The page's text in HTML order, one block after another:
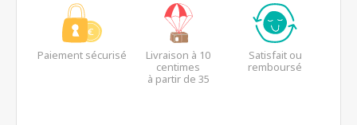
Paiement sécurisé
Livraison à 10
centimes
à partir de 35
Satisfait ou
remboursé